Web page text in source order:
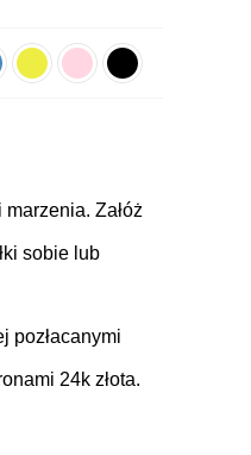
Załóż
sobie lub
pozłacanymi
24k złota.